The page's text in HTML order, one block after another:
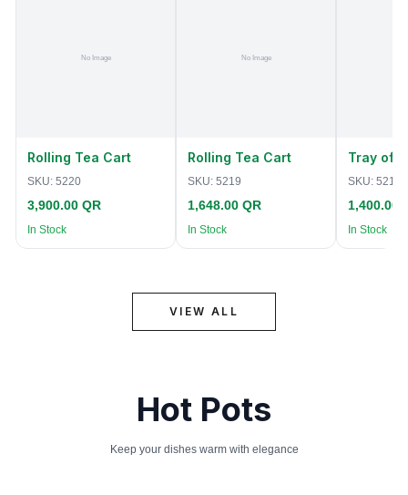
Rolling Tea Cart
SKU: 5220
3,900.00 QR
In Stock
Rolling Tea Cart
SKU: 5219
1,648.00 QR
In Stock
Tray of
SKU: 5218
1,400.00
In Stock
VIEW ALL
Hot Pots
Keep your dishes warm with elegance